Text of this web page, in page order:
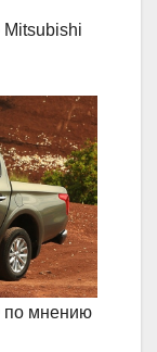
Mitsubishi
по мнению